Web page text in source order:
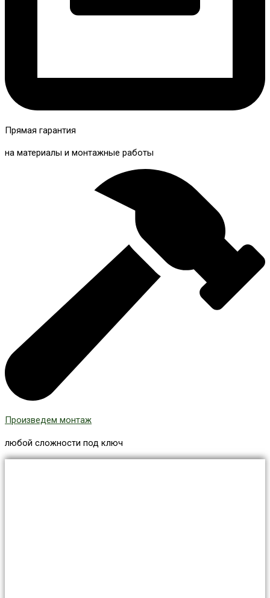
Прямая гарантия
на материалы и монтажные работы
Произведем монтаж
любой сложности под ключ